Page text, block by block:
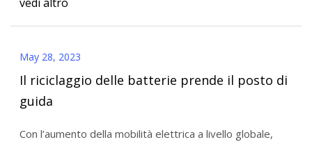
vedi altro
May 28, 2023
Il riciclaggio delle batterie prende il posto di
guida
Con l’aumento della mobilità elettrica a livello globale,